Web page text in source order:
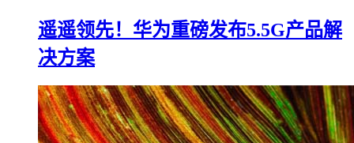
遥遥领先！华为重磅发布5.5G产品解
决方案